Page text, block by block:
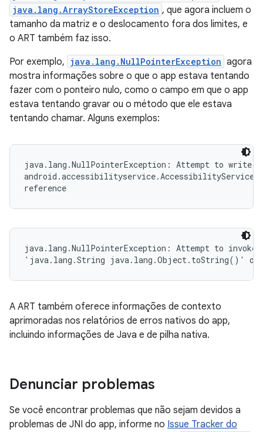
java.lang.ArrayStoreException , que agora incluem o
tamanho da matriz e o deslocamento fora dos limites, e
o ART também faz isso.
Por exemplo, java.lang.NullPointerException agora
mostra informações sobre o que o app estava tentando
fazer com o ponteiro nulo, como o campo em que o app
estava tentando gravar ou o método que ele estava
tentando chamar. Alguns exemplos:
java.lang.NullPointerException: Attempt to
reference
java.lang.NullPointerException: Attempt to invoke
'java.lang.String java.lang.Object.toString()' on
A ART também oferece informações de contexto
aprimoradas nos relatórios de erros nativos do app,
incluindo informações de Java e de pilha nativa.
Denunciar problemas
Se você encontrar problemas que não sejam devidos a
problemas de JNI do app, informe no Issue Tracker do